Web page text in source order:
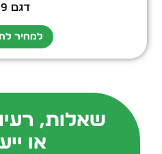
דגם 499
למחיר
שאלות,
או